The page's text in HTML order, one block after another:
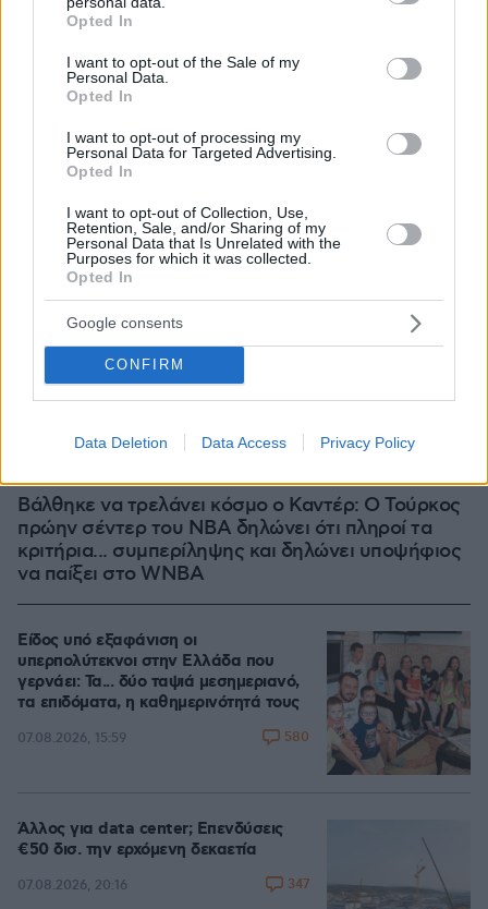
grant or deny consent to Google and its third-party tags to
use your data for below specified purposes in below Google
consent section.
Opted In
I want to opt-out of the Sale of my
Personal Data.
Opted In
I want to opt-out of processing my
Personal Data for Targeted Advertising.
Opted In
I want to opt-out of Collection, Use,
Retention, Sale, and/or Sharing of my
Personal Data that Is Unrelated with the
Purposes for which it was collected.
Opted In
Google consents
CONFIRM
Data Deletion Data Access Privacy Policy
Βάλθηκε να τρελάνει κόσμο ο Καντέρ: Ο Τούρκος
πρώην σέντερ του NBA δηλώνει ότι πληροί τα
κριτήρια... συμπερίληψης και δηλώνει υποψήφιος
να παίξει στο WNBA
07.08.2026, 23:30
Είδος υπό εξαφάνιση οι
υπερπολύτεκνοι στην Ελλάδα που
γερνάει: Τα... δύο ταψιά μεσημεριανό,
τα επιδόματα, η καθημερινότητά τους
07.08.2026, 15:59 580
Άλλος για data center; Επενδύσεις
€50 δισ. την ερχόμενη δεκαετία
07.08.2026, 20:16 347